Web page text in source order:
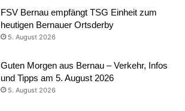
FSV Bernau empfängt TSG Einheit zum
heutigen Bernauer Ortsderby
5. August 2026
Guten Morgen aus Bernau – Verkehr, Infos
und Tipps am 5. August 2026
5. August 2026